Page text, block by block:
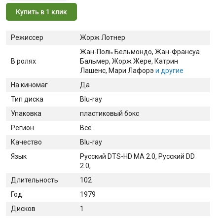
Купить в 1 клик
Режиссер Жорж Лотнер
В ролях
Жан-Поль Бельмондо, Жан-Франсуа
Бальмер, Жорж Жере, Катрин
Лашенс, Мари Лафорэ и другие
На киномаг
Да
Тип диска
Blu-ray
Упаковка
пластиковый бокс
Регион
Все
Качество
Blu-ray
Язык
Русский DTS-HD MA 2.0, Русский DD
2.0,
Длительность
102
Год
1979
Дисков
1